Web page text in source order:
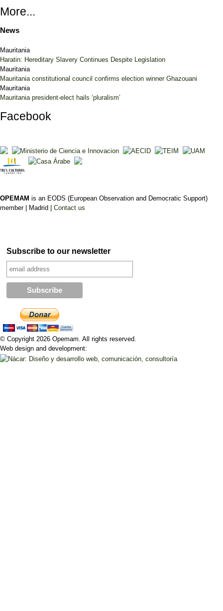
More...
News
Mauritania
Haratin: Hereditary Slavery Continues Despite Legislation
Mauritania
Mauritania constitutional council confirms election winner Ghazouani
Mauritania
Mauritania president-elect hails ‘pluralism’
Facebook
OPEMAM is an EODS (European Observation and Democratic Support)
member |
Madrid | Contact us
Subscribe to our newsletter
© Copyright 2026 Opemam. All rights reserved.
Web design and development: